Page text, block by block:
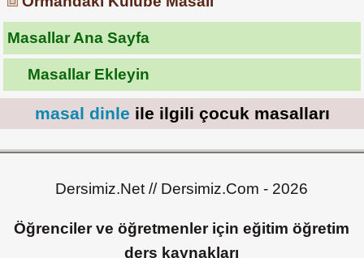
Masallar Ana Sayfa
Masallar Ekleyin
masal dinle ile ilgili çocuk masalları
Dersimiz.Net // Dersimiz.Com - 2026
Öğrenciler ve öğretmenler için eğitim öğretim
ders kaynakları